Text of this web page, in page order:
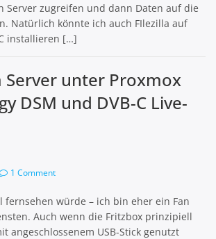
Server zugreifen und dann Daten auf die
Natürlich könnte ich auch FIlezilla auf
installieren […]
Server unter Proxmox
DSM und DVB-C Live-
1 Comment
fernsehen würde – ich bin eher ein Fan
Auch wenn die Fritzbox prinzipiell
angeschlossenem USB-Stick genutzt